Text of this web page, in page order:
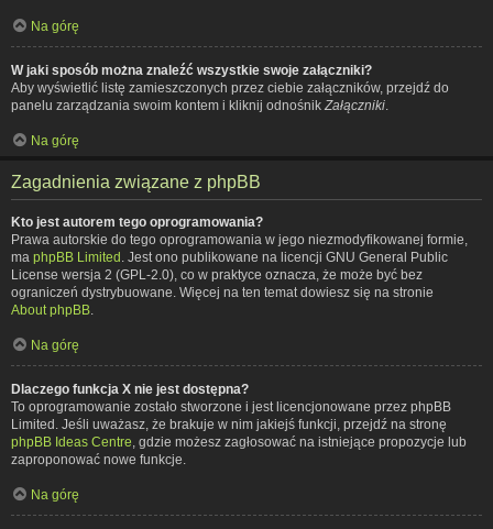
Na górę
W jaki sposób można znaleźć wszystkie swoje załączniki?
Aby wyświetlić listę zamieszczonych przez ciebie załączników, przejdź do
panelu zarządzania swoim kontem i kliknij odnośnik Załączniki
Na górę
Zagadnienia związane z phpBB
Kto jest autorem tego oprogramowania?
Prawa autorskie do tego oprogramowania w jego niezmodyfikowanej formie,
ma phpBB Limited . Jest ono publikowane na licencji GNU General Public
License wersja 2 (GPL-2.0), co w praktyce oznacza, że może być bez
ograniczeń dystrybuowane. Więcej na ten temat dowiesz się na stronie
About phpBB
Na górę
Dlaczego funkcja X nie jest dostępna?
To oprogramowanie zostało stworzone i jest licencjonowane przez phpBB
Limited. Jeśli uważasz, że brakuje w nim jakiejś funkcji, przejdź na stronę
phpBB Ideas Centre , gdzie możesz zagłosować na istniejące propozycje lub
zaproponować nowe funkcje.
Na górę